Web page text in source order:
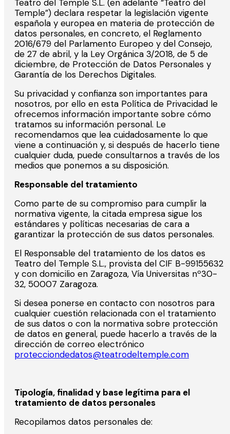
Teatro del Temple S.L. (en adelante “Teatro del
Temple”) declara respetar la legislación vigente
española y europea en materia de protección de
datos personales, en concreto, el Reglamento
2016/679 del Parlamento Europeo y del Consejo,
de 27 de abril, y la Ley Orgánica 3/2018, de 5 de
diciembre, de Protección de Datos Personales y
Garantía de los Derechos Digitales.
Su privacidad y confianza son importantes para
nosotros, por ello en esta Política de Privacidad le
ofrecemos información importante sobre cómo
tratamos su información personal. Le
recomendamos que lea cuidadosamente lo que
viene a continuación y, si después de hacerlo tiene
cualquier duda, puede consultarnos a través de los
medios que ponemos a su disposición.
Responsable del tratamiento
Como parte de su compromiso para cumplir la
normativa vigente, la citada empresa sigue los
estándares y políticas necesarias de cara a
garantizar la protección de sus datos personales.
El Responsable del tratamiento de los datos es
Teatro del Temple S.L., provista del CIF B-99155632
y con domicilio en Zaragoza, Vía Universitas nº30-
32, 50007 Zaragoza.
Si desea ponerse en contacto con nosotros para
cualquier cuestión relacionada con el tratamiento
de sus datos o con la normativa sobre protección
de datos en general, puede hacerlo a través de la
dirección de correo electrónico
protecciondedatos@teatrodeltemple.com
Tipología, finalidad y base legítima para el
tratamiento de datos personales
Recopilamos datos personales de: